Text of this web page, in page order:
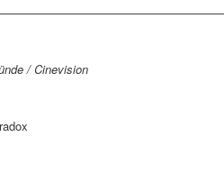
/ Cinevision